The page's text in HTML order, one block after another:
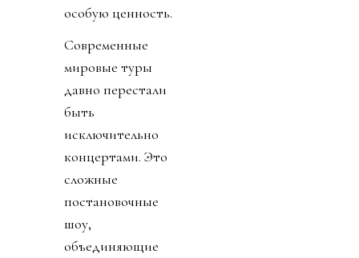
особую ценность.
Современные
мировые туры
давно перестали
быть
исключительно
концертами. Это
сложные
постановочные
шоу,
объединяющие